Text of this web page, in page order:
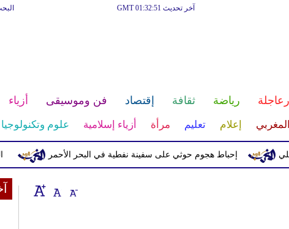
آخر تحديث GMT 01:32:51
رياضة ثقافة إقتصاد فن وموسيقى أزياء
إعلام تعليم مرأة أزياء إسلامية علوم وتكنولوجيا
اليونيفيل ترصد إطلاق 113 إحباط هجوم حوثي على سفينة نفطية في البحر الأحمر